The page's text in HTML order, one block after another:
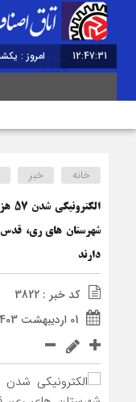
12:47:31 امروز : یکشنبه, ۱۸
خانه خبر
شهرستان های ری،
دارند
کد خبر : 3822
01 اردیبهشت 1403 - 13:19